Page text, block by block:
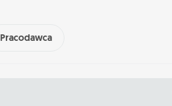
Pracodawca